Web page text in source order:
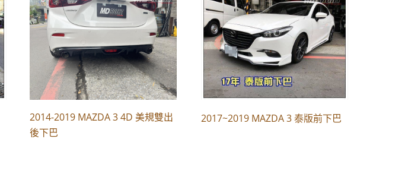
2014-2019 MAZDA 3 4D 美規雙出
後下巴
2017~2019 MAZDA 3 泰版前下巴